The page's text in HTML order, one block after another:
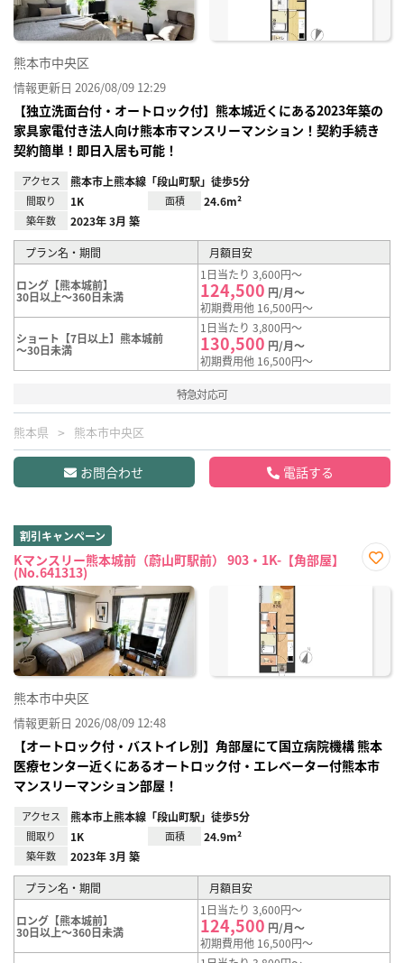
熊本市中央区
情報更新日 2026/08/09 12:29
【独立洗面台付・オートロック付】熊本城近くにある2023年築の
家具家電付き法人向け熊本市マンスリーマンション！契約手続き
契約簡単！即日入居も可能！
アクセス 熊本市上熊本線「段山町駅」徒歩5分
間取り 1K 面積 24.6m²
築年数 2023年 3月 築
プラン名・期間 月額目安
ロング【熊本城前】
30日以上～360日未満
1日当たり 3,600円～
124,500 円/月～
初期費用他 16,500円～
ショート【7日以上】熊本城前
～30日未満
1日当たり 3,800円～
130,500 円/月～
初期費用他 16,500円～
特急対応可
熊本県 熊本市中央区
お問合わせ 電話する
割引キャンペーン
Kマンスリー熊本城前（蔚山町駅前） 903・1K-【角部屋】
(No.641313)
に入
熊本市中央区
情報更新日 2026/08/09 12:48
【オートロック付・バストイレ別】角部屋にて国立病院機構 熊本
医療センター近くにあるオートロック付・エレベーター付熊本市
マンスリーマンション部屋！
アクセス 熊本市上熊本線「段山町駅」徒歩5分
間取り 1K 面積 24.9m²
築年数 2023年 3月 築
プラン名・期間 月額目安
ロング【熊本城前】
30日以上～360日未満
1日当たり 3,600円～
124,500 円/月～
初期費用他 16,500円～